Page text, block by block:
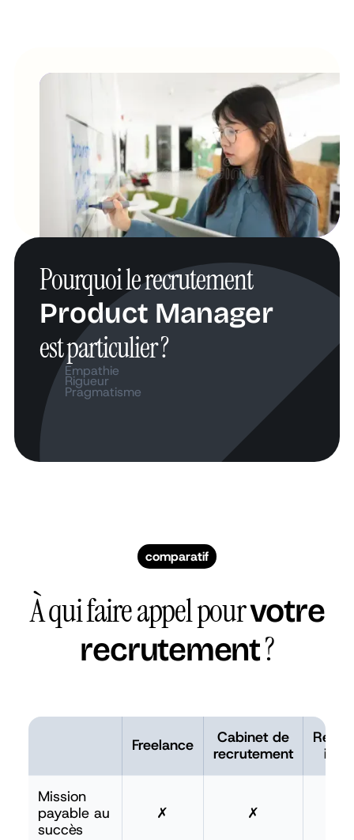
Pourquoi le recrutement
Product Manager
est particulier ?
Empathie
Rigueur
Pragmatisme
comparatif
À qui faire appel pourvotre
recrutement?
Freelance
Cabinet de
recrutement
Mission
payable au
succès
✗ ✗